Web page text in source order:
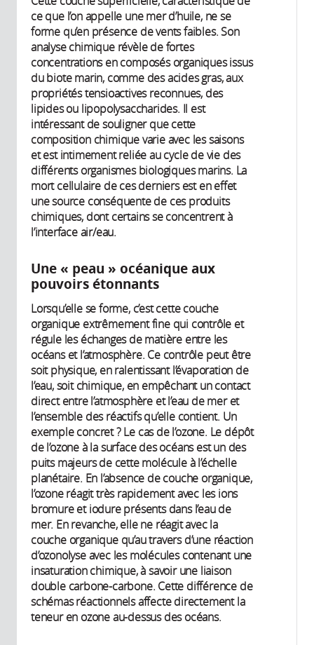
ce que l’on appelle une mer d’huile, ne se
forme qu’en présence de vents faibles. Son
analyse chimique révèle de fortes
concentrations en composés organiques issus
du biote marin, comme des acides gras, aux
propriétés tensioactives reconnues, des
lipides ou lipopolysaccharides. Il est
intéressant de souligner que cette
composition chimique varie avec les saisons
et est intimement reliée au cycle de vie des
différents organismes biologiques marins. La
mort cellulaire de ces derniers est en effet
une source conséquente de ces produits
chimiques, dont certains se concentrent à
l’interface air/eau.
Une « peau » océanique aux
pouvoirs étonnants
Lorsqu’elle se forme, c’est cette couche
organique extrêmement fine qui contrôle et
régule les échanges de matière entre les
océans et l’atmosphère. Ce contrôle peut être
soit physique, en ralentissant l’évaporation de
l’eau, soit chimique, en empêchant un contact
direct entre l’atmosphère et l’eau de mer et
l’ensemble des réactifs qu’elle contient. Un
exemple concret ? Le cas de l’ozone. Le dépôt
de l’ozone à la surface des océans est un des
puits majeurs de cette molécule à l’échelle
planétaire. En l’absence de couche organique,
l’ozone réagit très rapidement avec les ions
bromure et iodure présents dans l’eau de
mer. En revanche, elle ne réagit avec la
couche organique qu’au travers d’une réaction
d’ozonolyse avec les molécules contenant une
insaturation chimique, à savoir une liaison
double carbone-carbone. Cette différence de
schémas réactionnels affecte directement la
teneur en ozone au-dessus des océans.